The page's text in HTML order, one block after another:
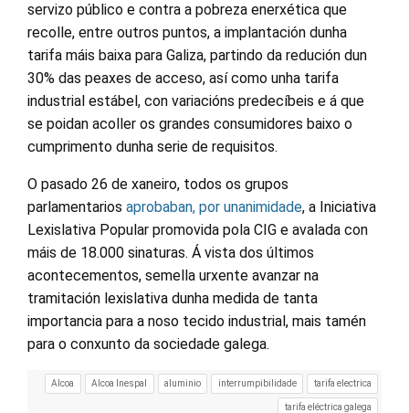
servizo público e contra a pobreza enerxética que
recolle, entre outros puntos, a implantación dunha
tarifa máis baixa para Galiza, partindo da redución dun
30% das peaxes de acceso, así como unha tarifa
industrial estábel, con variacións predecíbeis e á que
se poidan acoller os grandes consumidores baixo o
cumprimento dunha serie de requisitos.
O pasado 26 de xaneiro, todos os grupos
parlamentarios aprobaban, por unanimidade, a Iniciativa
Lexislativa Popular promovida pola CIG e avalada con
máis de 18.000 sinaturas. Á vista dos últimos
acontecementos, semella urxente avanzar na
tramitación lexislativa dunha medida de tanta
importancia para a noso tecido industrial, mais tamén
para o conxunto da sociedade galega.
Alcoa Alcoa Inespal aluminio interrumpibilidade tarifa electrica
tarifa eléctrica galega